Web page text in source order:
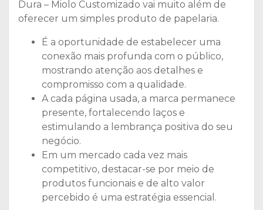
Dura – Miolo Customizado vai muito além de
oferecer um simples produto de papelaria.
É a oportunidade de estabelecer uma
conexão mais profunda com o público,
mostrando atenção aos detalhes e
compromisso com a qualidade.
A cada página usada, a marca permanece
presente, fortalecendo laços e
estimulando a lembrança positiva do seu
negócio.
Em um mercado cada vez mais
competitivo, destacar-se por meio de
produtos funcionais e de alto valor
percebido é uma estratégia essencial.